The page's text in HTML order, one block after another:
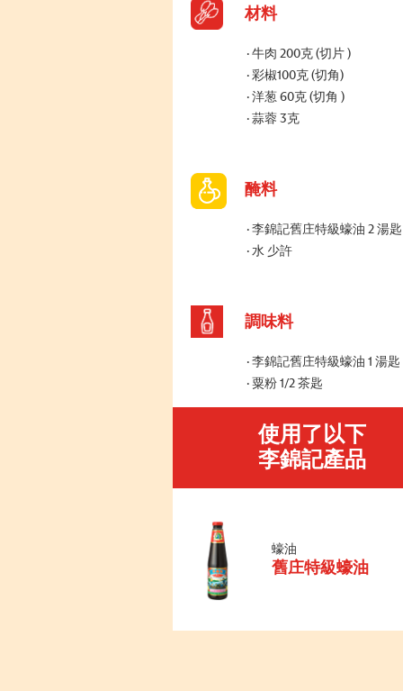
材料
牛肉 200克 (切片 )
彩椒100克 (切角)
洋葱 60克 (切角 )
蒜蓉 3克
醃料
李錦記舊庄特級蠔油 2 湯匙
水 少許
調味料
李錦記舊庄特級蠔油 1 湯匙
粟粉 1/2 茶匙
使用了以下
李錦記產品
蠔油
舊庄特級蠔油